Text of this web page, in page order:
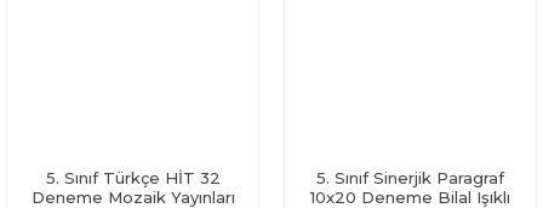
5. Sınıf Türkçe HİT 32
Deneme Mozaik Yayınları
5. Sınıf Sinerjik Paragraf
10x20 Deneme Bilal Işıklı